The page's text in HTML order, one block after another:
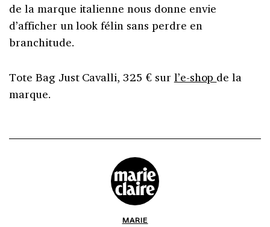
de la marque italienne nous donne envie
d’afficher un look félin sans perdre en
branchitude.
Tote Bag Just Cavalli, 325 € sur l’e-shop de la
marque.
MARIE